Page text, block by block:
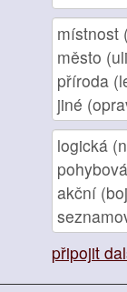
připojit